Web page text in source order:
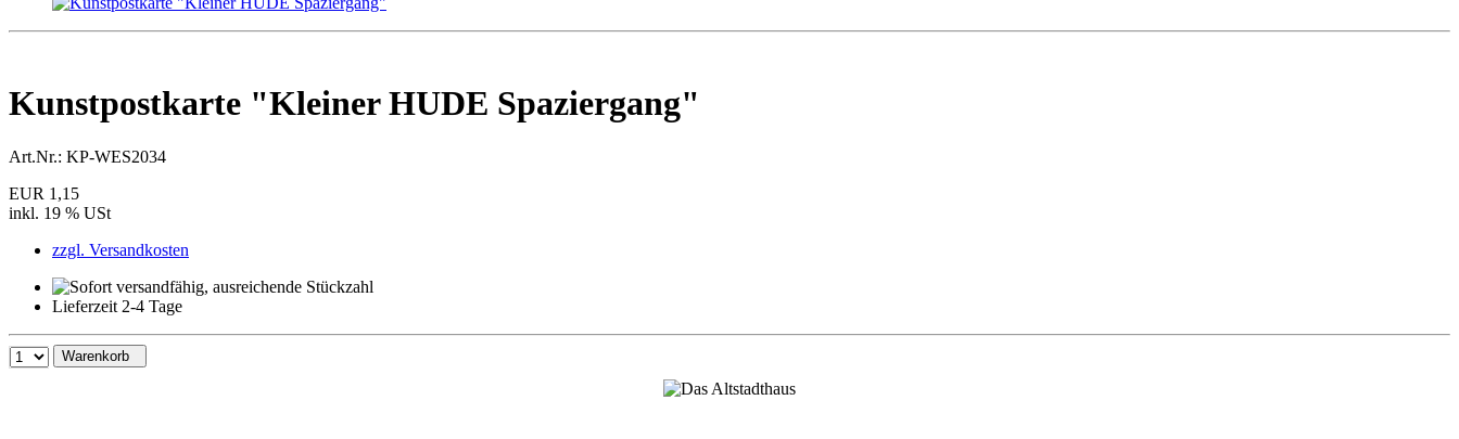
Kunstpostkarte "Kleiner HUDE Spaziergang"
Art.Nr.: KP-WES2034
EUR 1,15
inkl. 19 % USt
zzgl. Versandkosten
Lieferzeit 2-4 Tage
Warenkorb